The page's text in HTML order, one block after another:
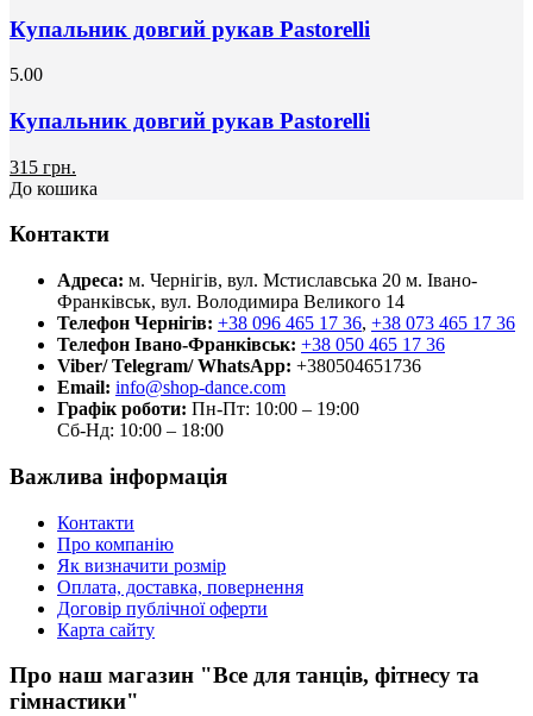
Купальник довгий рукав Pastorelli
5.00
Купальник довгий рукав Pastorelli
315 грн.
До кошика
Контакти
Адреса: м. Чернігів, вул. Мстиславська 20 м. Івано-
Франківськ, вул. Володимира Великого 14
Телефон Чернігів: +38 096 465 17 36, +38 073 465 17 36
Телефон Івано-Франківськ: +38 050 465 17 36
Viber/ Telegram/ WhatsApp: +380504651736
Email: info@shop-dance.com
Графік роботи: Пн-Пт: 10:00 – 19:00
Сб-Нд: 10:00 – 18:00
Важлива інформація
Контакти
Про компанію
Як визначити розмір
Оплата, доставка, повернення
Договір публічної оферти
Карта сайту
Про наш магазин "Все для танців, фітнесу та
гімнастики"